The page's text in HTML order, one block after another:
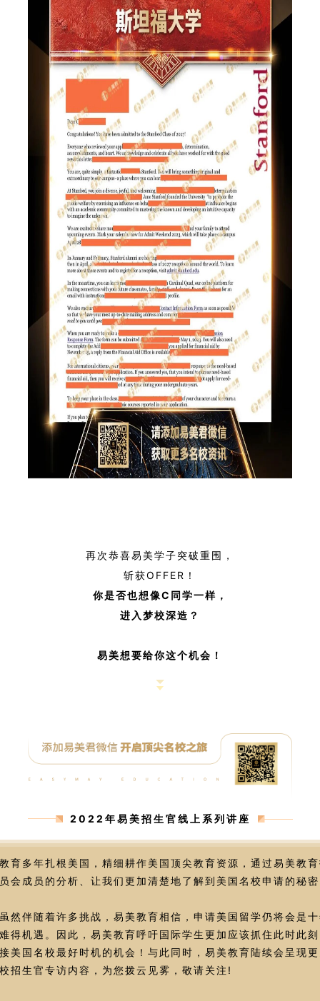
再次恭喜易美学子突破重围，
斩获OFFER！
你是否也想像C同学一样，
进入梦校深造？
易美想要给你这个机会！
2022年易美招生官线上系列讲座
育多年扎根美国，精细耕作美国顶尖教育资源，通过易美教
会成员的分析、让我们更加清楚地了解到美国名校申请的秘
然伴随着许多挑战，易美教育相信，申请美国留学仍将会是
得机遇。因此，易美教育呼吁国际学生更加应该抓住此时此
美国名校最好时机的机会！与此同时，易美教育陆续会呈现
招生官专访内容，为您拨云见雾，敬请关注!